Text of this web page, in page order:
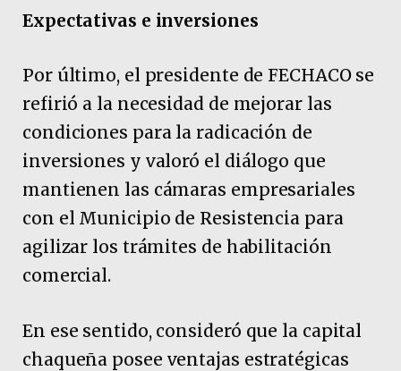
Expectativas e inversiones
Por último, el presidente de FECHACO se
refirió a la necesidad de mejorar las
condiciones para la radicación de
inversiones y valoró el diálogo que
mantienen las cámaras empresariales
con el Municipio de Resistencia para
agilizar los trámites de habilitación
comercial.
En ese sentido, consideró que la capital
chaqueña posee ventajas estratégicas